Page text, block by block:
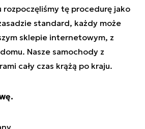
rozpoczęliśmy tę procedurę jako
standard, każdy może
sklepie internetowym, z
Nasze samochody z
cały czas krążą po kraju.